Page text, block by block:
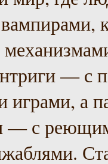
— с
играми, а
— с